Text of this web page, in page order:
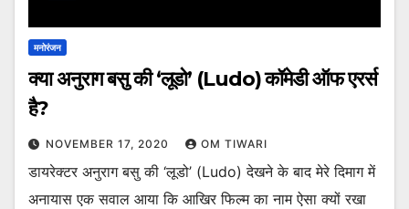
मनोरंजन
क्या अनुराग बसु की ‘लूडो’ (Ludo) कॉमेडी ऑफ एरर्स
है?
NOVEMBER 17, 2020 OM TIWARI
डायरेक्टर अनुराग बसु की ‘लूडो’ (Ludo) देखने के बाद मेरे दिमाग में
अनायास एक सवाल आया कि आखिर फिल्म का नाम ऐसा क्यों रखा